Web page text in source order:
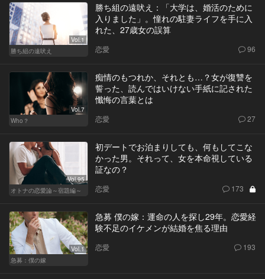
Vol.1
勝ち組の遠吠え
勝ち組の遠吠え：「大学は、婚活のために
入りました」。憧れの駐妻ライフを手に入
れた、27歳女の誤算
恋愛 96
Vol.7
Who？
痴情のもつれか、それとも…？女が復讐を
誓った、読んではいけない手紙に記された
懺悔の言葉とは
恋愛 27
Vol.95
オトナの恋愛論～宿題編～
初デートでお泊まりしても、何もしてこな
かった男。それって、女を本命視している
証なの？
恋愛 173
Vol.1
急募：僕の嫁
急募 僕の嫁：運命の人を探し29年。恋愛経
験不足のイケメンが結婚を焦る理由
恋愛 193